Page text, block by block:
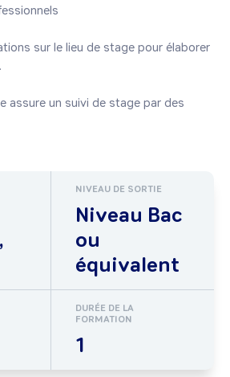
sur le lieu de stage pour élaborer
assure un suivi de stage par des
NIVEAU DE SORTIE
Niveau Bac
ou
équivalent
DURÉE DE LA
FORMATION
1